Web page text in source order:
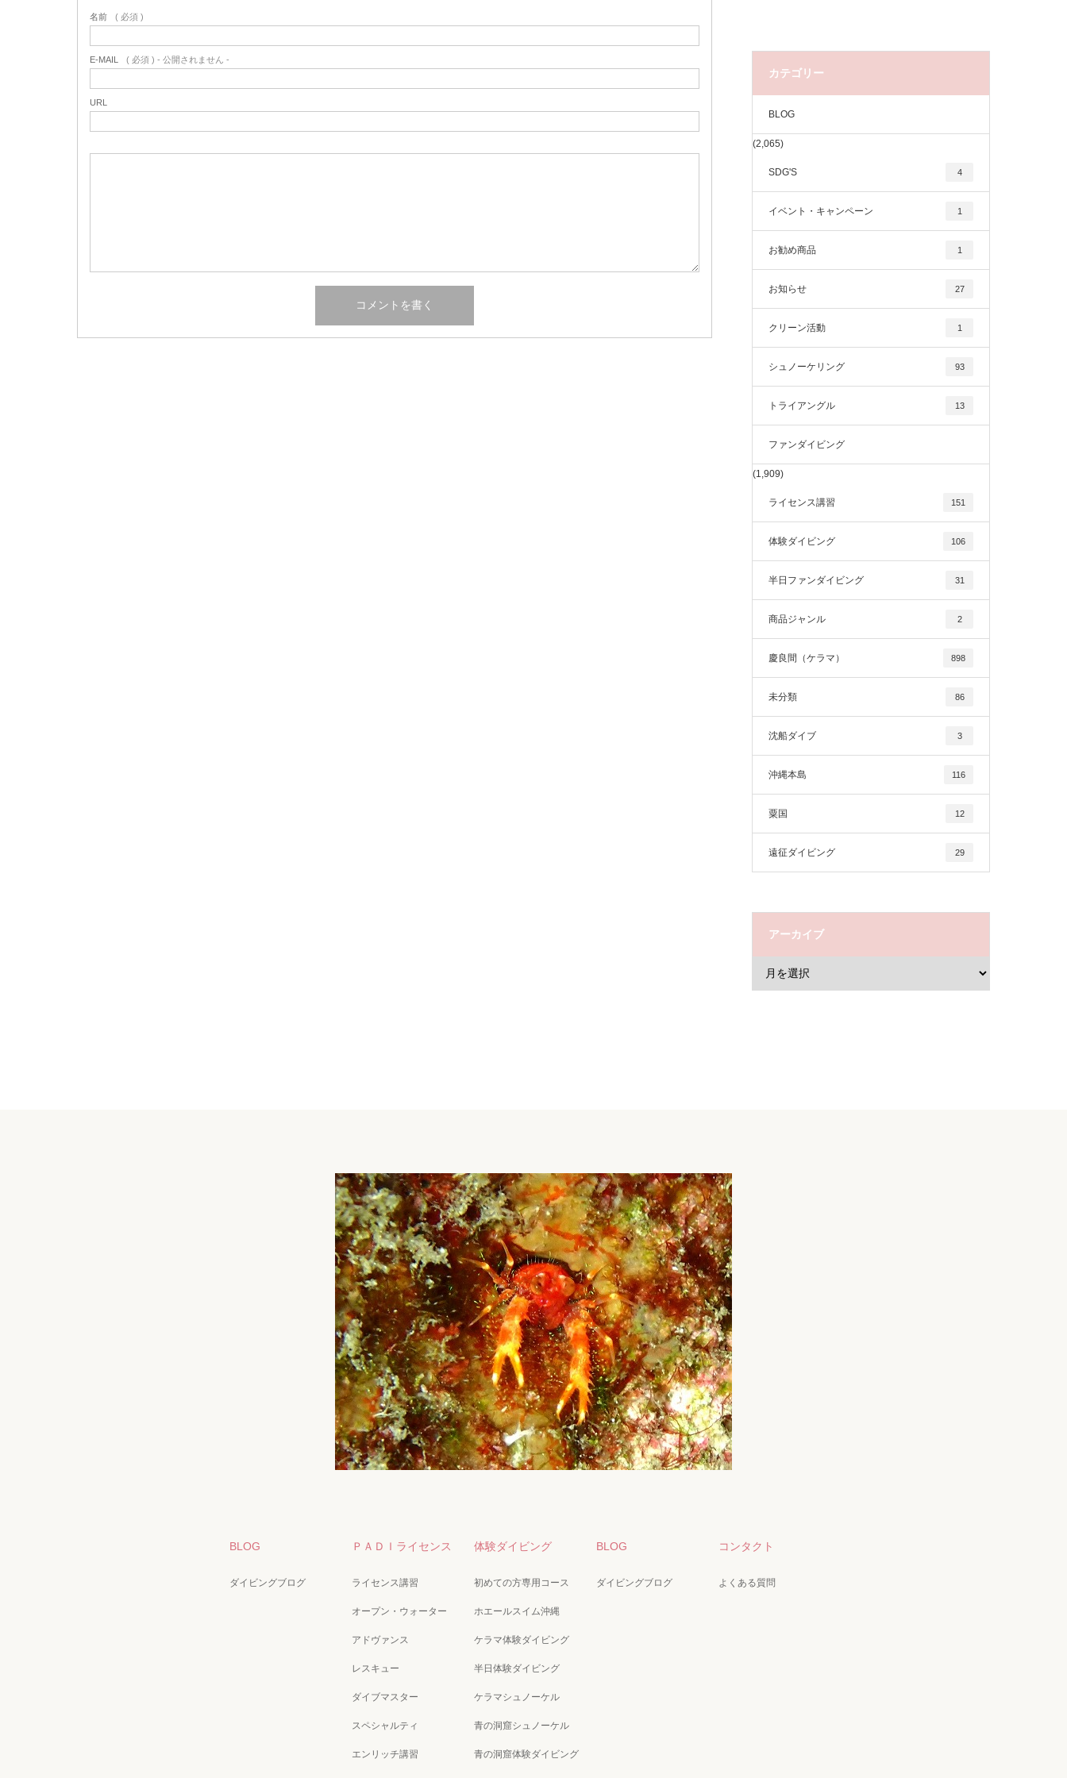
名前 ( 必須 )
E-MAIL ( 必須 ) - 公開されません -
URL
カテゴリー
BLOG
(2,065)
SDG'S 4
イベント・キャンペーン 1
お勧め商品 1
お知らせ 27
クリーン活動 1
シュノーケリング 93
トライアングル 13
ファンダイビング
(1,909)
ライセンス講習 151
体験ダイビング 106
半日ファンダイビング 31
商品ジャンル 2
慶良間（ケラマ） 898
未分類 86
沈船ダイブ 3
沖縄本島 116
粟国 12
遠征ダイビング 29
アーカイブ
BLOG
ダイビングブログ
ＰＡＤＩライセンス
ライセンス講習
オープン・ウォーター
アドヴァンス
レスキュー
ダイブマスター
スペシャルティ
エンリッチ講習
体験ダイビング
初めての方専用コース
ホエールスイム沖縄
ケラマ体験ダイビング
半日体験ダイビング
ケラマシュノーケル
青の洞窟シュノーケル
青の洞窟体験ダイビング
BLOG
ダイビングブログ
コンタクト
よくある質問